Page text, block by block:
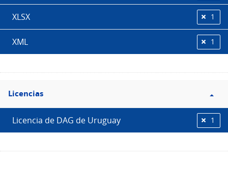
XLSX 1
XML 1
Filtro
Licencias
Licencias
Licencia de DAG de Uruguay 1